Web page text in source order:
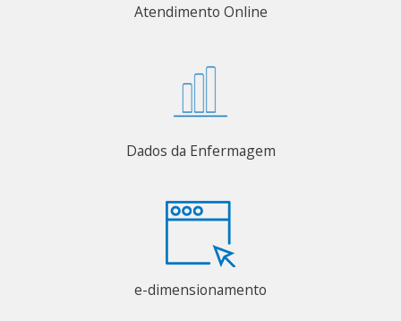
Atendimento Online
Dados da Enfermagem
e-dimensionamento